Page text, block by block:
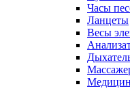
Часы
Ланцеты
Весы